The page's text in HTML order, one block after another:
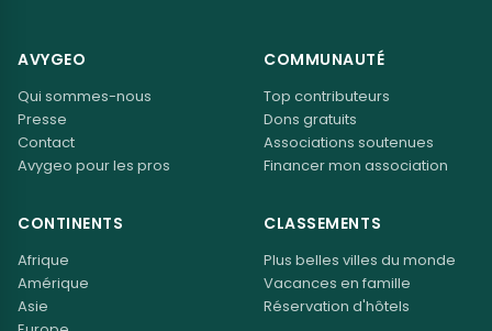
AVYGEO
Qui sommes-nous
Presse
Contact
Avygeo pour les pros
COMMUNAUTÉ
Top contributeurs
Dons gratuits
Associations soutenues
Financer mon association
CONTINENTS
Afrique
Amérique
Asie
CLASSEMENTS
Plus belles villes du monde
Vacances en famille
Réservation d'hôtels